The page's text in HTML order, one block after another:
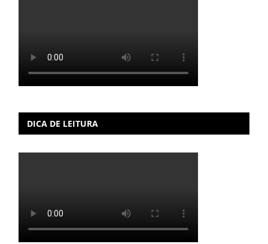
DICA DE LEITURA